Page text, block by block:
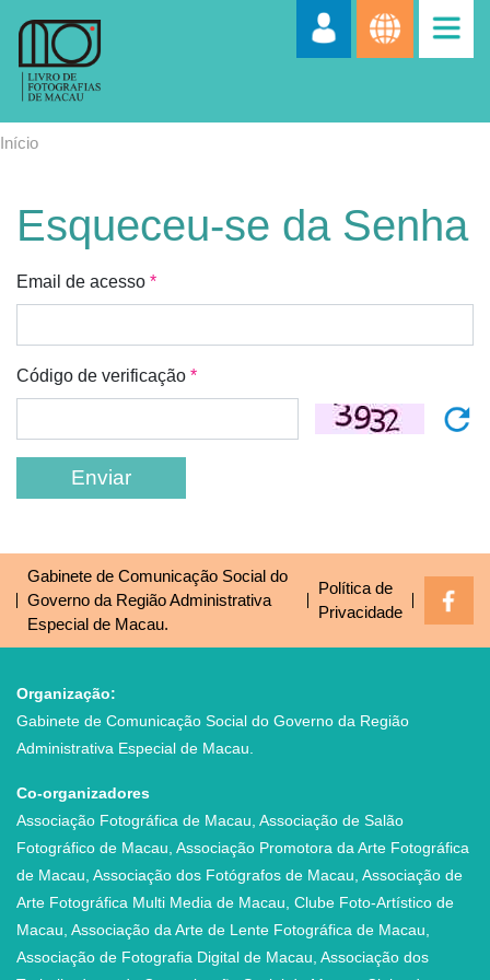
Início
Esqueceu-se da Senha
Email de acesso *
Código de verificação *
Enviar
Gabinete de Comunicação Social do
Governo da Região Administrativa
Especial de Macau.
Política de
Privacidade
Organização:
Gabinete de Comunicação Social do Governo da Região
Administrativa Especial de Macau.
Co-organizadores
Associação Fotográfica de Macau, Associação de Salão
Fotográfico de Macau, Associação Promotora da Arte Fotográfica
de Macau, Associação dos Fotógrafos de Macau, Associação de
Arte Fotográfica Multi Media de Macau, Clube Foto-Artístico de
Macau, Associação da Arte de Lente Fotográfica de Macau,
Associação de Fotografia Digital de Macau, Associação dos